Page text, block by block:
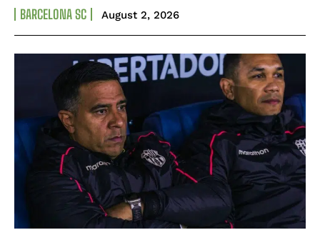
BARCELONA SC August 2, 2026